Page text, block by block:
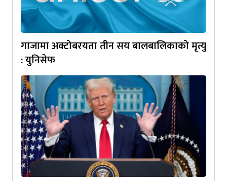
गाजामा अक्टोबरयता तीन सय बालबालिकाको मृत्यु
: युनिसेफ